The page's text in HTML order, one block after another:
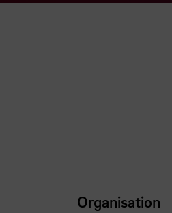
Organisation